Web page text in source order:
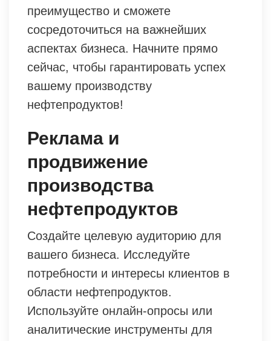
преимущество и сможете
сосредоточиться на важнейших
аспектах бизнеса. Начните прямо
сейчас, чтобы гарантировать успех
вашему производству
нефтепродуктов!
Реклама и
продвижение
производства
нефтепродуктов
Создайте целевую аудиторию для
вашего бизнеса. Исследуйте
потребности и интересы клиентов в
области нефтепродуктов.
Используйте онлайн-опросы или
аналитические инструменты для